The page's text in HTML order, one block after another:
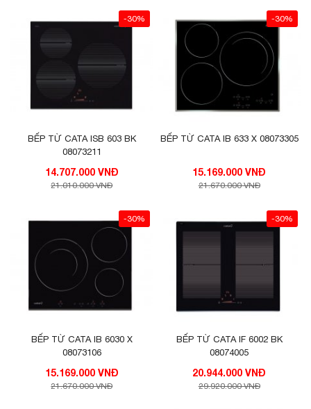
-30%
BẾP TỪ CATA ISB 603 BK
08073211
14.707.000 VNĐ
21.010.000 VNĐ
-30%
BẾP TỪ CATA IB 633 X 08073305
15.169.000 VNĐ
21.670.000 VNĐ
-30%
BẾP TỪ CATA IB 6030 X
08073106
15.169.000 VNĐ
21.670.000 VNĐ
-30%
BẾP TỪ CATA IF 6002 BK
08074005
20.944.000 VNĐ
29.920.000 VNĐ